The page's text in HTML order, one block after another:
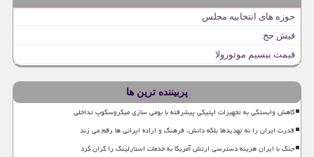
حوزه های انتخابیه مجلس
فیش حج
قیمت بیسیم موتورولا
پربیننده ترین ها
کاهش وابستگی به تجهیزات اپتیکی پیشرفته با بومی سازی میکروسکوپ تداخلی
قدرت ایران را نه تهدیدها بلکه دانش، فرهنگ و اراده ایرانی ها رقم می زند
جنگ با ایران هزینه دسترسی ارتش آمریکا به خدمات استارلینک را گران کرد